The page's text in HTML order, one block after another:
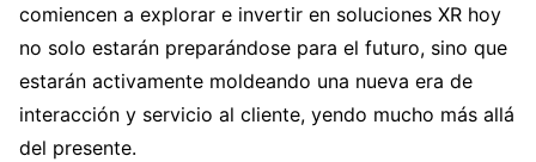
comiencen a explorar e invertir en soluciones XR hoy
no solo estarán preparándose para el futuro, sino que
estarán activamente moldeando una nueva era de
interacción y servicio al cliente, yendo mucho más allá
del presente.